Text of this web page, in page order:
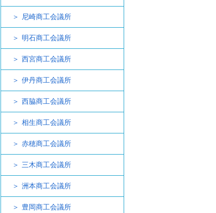
尼崎商工会議所
明石商工会議所
西宮商工会議所
伊丹商工会議所
西脇商工会議所
相生商工会議所
赤穂商工会議所
三木商工会議所
洲本商工会議所
豊岡商工会議所